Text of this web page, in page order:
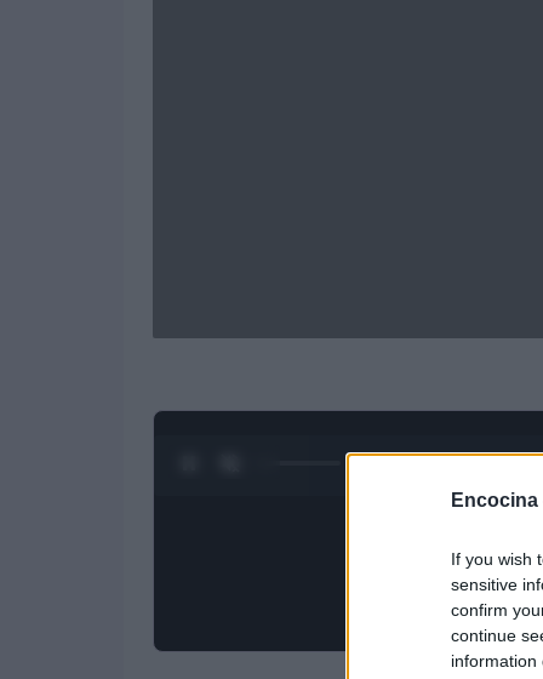
Encocina
If you wish
sensitive
confirm
continue
information